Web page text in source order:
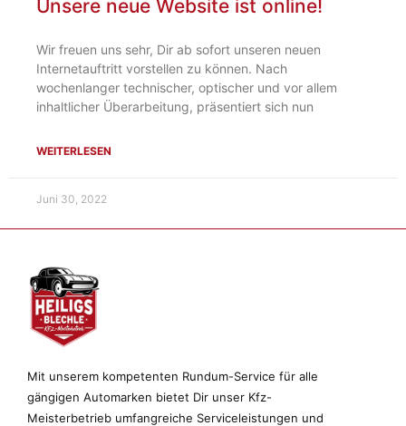
Unsere neue Website ist online!
Wir freuen uns sehr, Dir ab sofort unseren neuen
Internetauftritt vorstellen zu können. Nach
wochenlanger technischer, optischer und vor allem
inhaltlicher Überarbeitung, präsentiert sich nun
WEITERLESEN
Juni 30, 2022
Mit unserem kompetenten Rundum-Service für alle
gängigen Automarken bietet Dir unser Kfz-
Meisterbetrieb umfangreiche Serviceleistungen und